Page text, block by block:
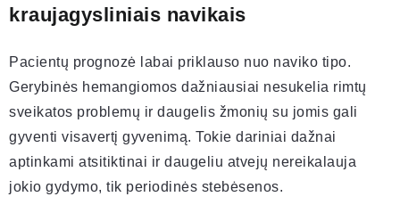
kraujagysliniais navikais
Pacientų prognozė labai priklauso nuo naviko tipo.
Gerybinės hemangiomos dažniausiai nesukelia rimtų
sveikatos problemų ir daugelis žmonių su jomis gali
gyventi visavertį gyvenimą. Tokie dariniai dažnai
aptinkami atsitiktinai ir daugeliu atvejų nereikalauja
jokio gydymo, tik periodinės stebėsenos.